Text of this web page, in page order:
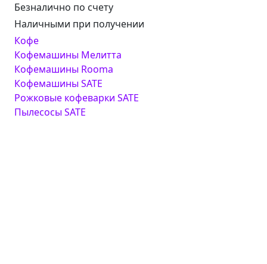
Безналично по счету
Наличными при получении
Кофе
Кофемашины Мелитта
Кофемашины Rooma
Кофемашины SATE
Рожковые кофеварки SATE
Пылесосы SATE